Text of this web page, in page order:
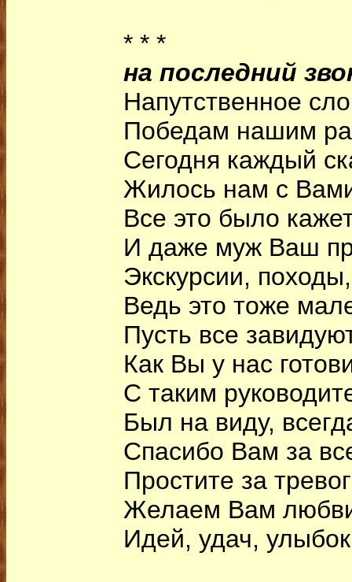
* * *
на последний
Напутственное
Победам нашим
Сегодня каждый
Жилось нам с
Все это было
И даже муж Ваш
Экскурсии,
Ведь это тоже
Пусть все
Как Вы у нас
С таким
Был на виду,
Спасибо Вам за
Простите за
Желаем Вам
Идей, удач,